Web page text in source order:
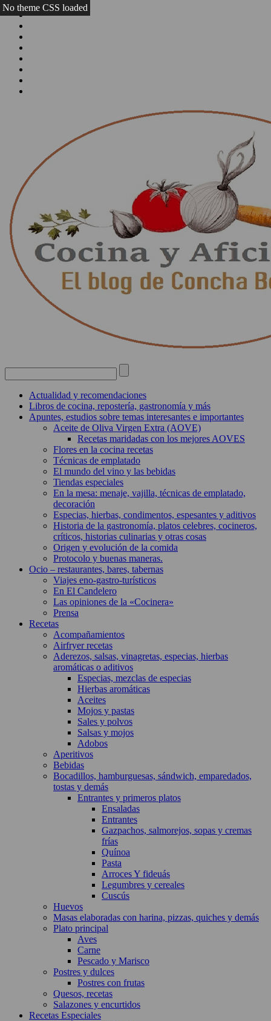
Actualidad y recomendaciones
Libros de cocina, repostería, gastronomía y más
Apuntes, estudios sobre temas interesantes e importantes
Aceite de Oliva Virgen Extra (AOVE)
Recetas maridadas con los mejores AOVES
Flores en la cocina recetas
Técnicas de emplatado
El mundo del vino y las bebidas
Tiendas especiales
En la mesa: menaje, vajilla, técnicas de emplatado,
decoración
Especias, hierbas, condimentos, espesantes y aditivos
Historia de la gastronomía, platos celebres, cocineros,
críticos, historias culinarias y otras cosas
Origen y evolución de la comida
Protocolo y buenas maneras.
Ocio – restaurantes, bares, tabernas
Viajes eno-gastro-turísticos
En El Candelero
Las opiniones de la «Cocinera»
Prensa
Recetas
Acompañamientos
Airfryer recetas
Aderezos, salsas, vinagretas, especias, hierbas
aromáticas o aditivos
Especias, mezclas de especias
Hierbas aromáticas
Aceites
Mojos y pastas
Sales y polvos
Salsas y mojos
Adobos
Aperitivos
Bebidas
Bocadillos, hamburguesas, sándwich, emparedados,
tostas y demás
Entrantes y primeros platos
Ensaladas
Entrantes
Gazpachos, salmorejos, sopas y cremas
frías
Quínoa
Pasta
Arroces Y fideuás
Legumbres y cereales
Cuscús
Huevos
Masas elaboradas con harina, pizzas, quiches y demás
Plato principal
Aves
Carne
Pescado y Marisco
Postres y dulces
Postres con frutas
Quesos, recetas
Salazones y encurtidos
Recetas Especiales
No theme CSS loaded